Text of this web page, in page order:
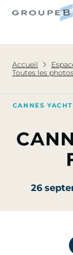
Accueil
Toutes les
CANNES
26